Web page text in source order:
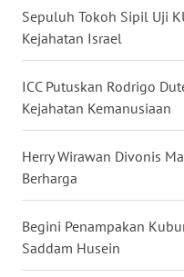
Sepuluh Tokoh Sipil Uji
Kejahatan Israel
ICC Putuskan Rodrigo
Kejahatan Kemanusiaan
Herry Wirawan Divonis
Berharga
Begini Penampakan
Saddam Husein
WN
SUMSEL
BENGKULU
WN
LAMPUNG
WN
JATENG